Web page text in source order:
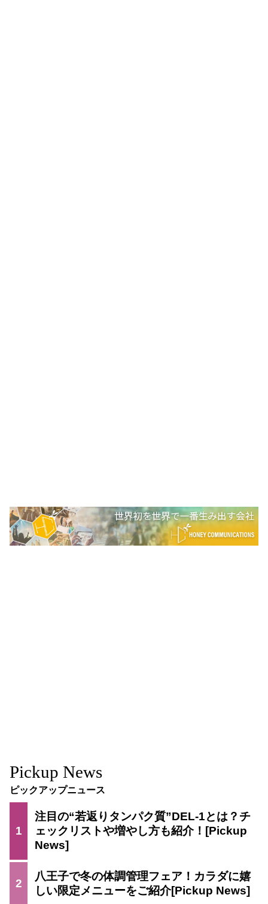
Pickup News
ピックアップニュース
1
注目の“若返りタンパク質”DEL-1とは？チ
ェックリストや増やし方も紹介！
2
八王子で冬の体調管理フェア！カラダに嬉
しい限定メニューをご紹介